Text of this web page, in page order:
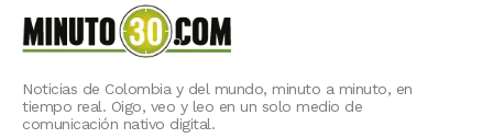
Noticias de Colombia y del mundo, minuto a minuto, en
tiempo real. Oigo, veo y leo en un solo medio de
comunicación nativo digital.